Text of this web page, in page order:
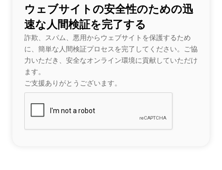
ウェブサイトの安全性のための迅
速な人間検証を完了する
詐欺、スパム、悪用からウェブサイトを保護するため
に、簡単な人間検証プロセスを完了してください。ご協
力いただき、安全なオンライン環境に貢献していただけ
ます。
ご支援ありがとうございます。